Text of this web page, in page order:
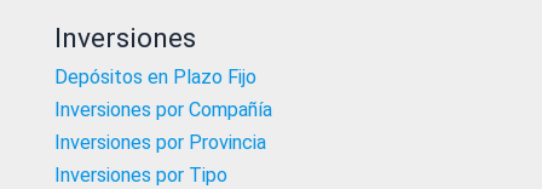
Inversiones
Depósitos en Plazo Fijo
Inversiones por Compañía
Inversiones por Provincia
Inversiones por Tipo